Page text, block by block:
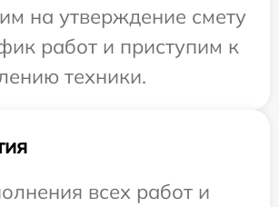
на утверждение смету
работ и приступим к
техники.
всех работ и